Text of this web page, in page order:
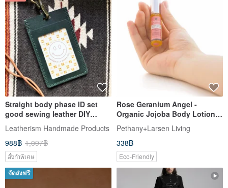
Straight body phase ID set
good sewing leather DIY
material package free
embossed card set
identification card
Leatherism Handmade Products
988฿ 1,097฿
สั่งทำพิเศษ
Rose Geranium Angel -
Organic Jojoba Body Lotion
Oil, 7ml Hand Roll-On
Pethany+Larsen Living
338฿
Eco-Friendly
จัดส่งฟรี